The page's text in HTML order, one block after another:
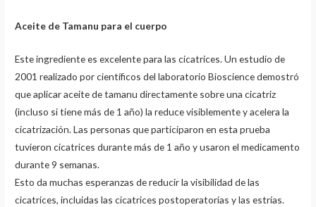
Aceite de Tamanu para el cuerpo
Este ingrediente es excelente para las cicatrices. Un estudio de
2001 realizado por científicos del laboratorio Bioscience demostró
que aplicar aceite de tamanu directamente sobre una cicatriz
(incluso si tiene más de 1 año) la reduce visiblemente y acelera la
cicatrización. Las personas que participaron en esta prueba
tuvieron cicatrices durante más de 1 año y usaron el medicamento
durante 9 semanas.
Esto da muchas esperanzas de reducir la visibilidad de las
cicatrices, incluidas las cicatrices postoperatorias y las estrías.